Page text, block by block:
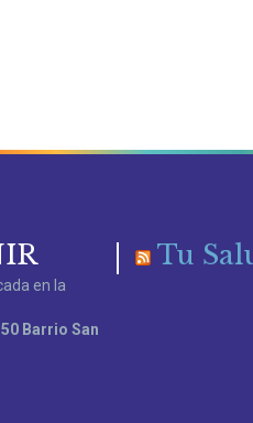
en la
Barrio San
Tu